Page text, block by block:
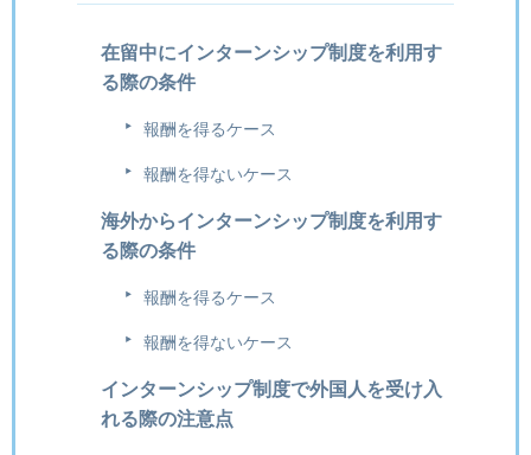
在留中にインターンシップ制度を利用す
る際の条件
報酬を得るケース
報酬を得ないケース
海外からインターンシップ制度を利用す
る際の条件
報酬を得るケース
報酬を得ないケース
インターンシップ制度で外国人を受け入
れる際の注意点